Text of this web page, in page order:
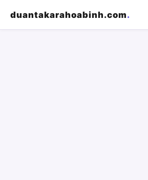
duantakarahoabinh.com.